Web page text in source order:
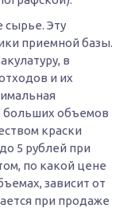
сырье. Эту
приемной базы.
в
и их
больших объемов
краски
5 рублей при
по какой цене
зависит от
при продаже